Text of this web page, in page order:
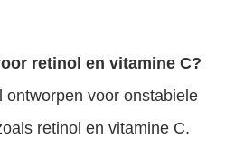
retinol en vitamine C?
ontworpen voor onstabiele
retinol en vitamine C.